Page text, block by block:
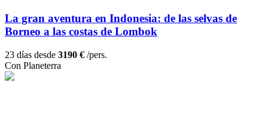
La gran aventura en Indonesia: de las selvas de
Borneo a las costas de Lombok
23 días desde 3190 € /pers.
Con Planeterra